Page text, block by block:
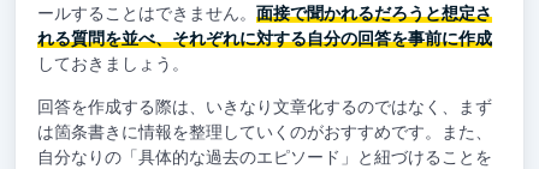
ールすることはできません。 面接で聞かれるだろうと想定さ
れる質問を並べ、それぞれに対する自分の回答を事前に作成
しておきましょう。
回答を作成する際は、いきなり文章化するのではなく、まず
は箇条書きに情報を整理していくのがおすすめです。また、
自分なりの「具体的な過去のエピソード」と紐づけることを